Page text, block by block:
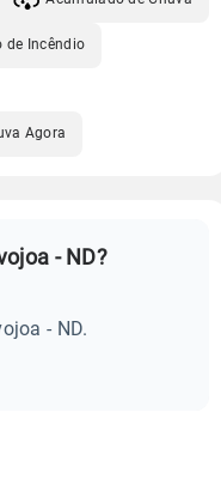
de Incêndio
Agora
- ND?
- ND.